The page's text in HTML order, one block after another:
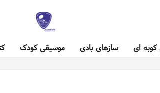
ای سازهای بادی موسیقی کودک